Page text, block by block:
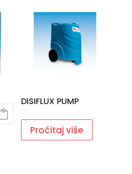
DISIFLUX PUMP
Pročitaj više